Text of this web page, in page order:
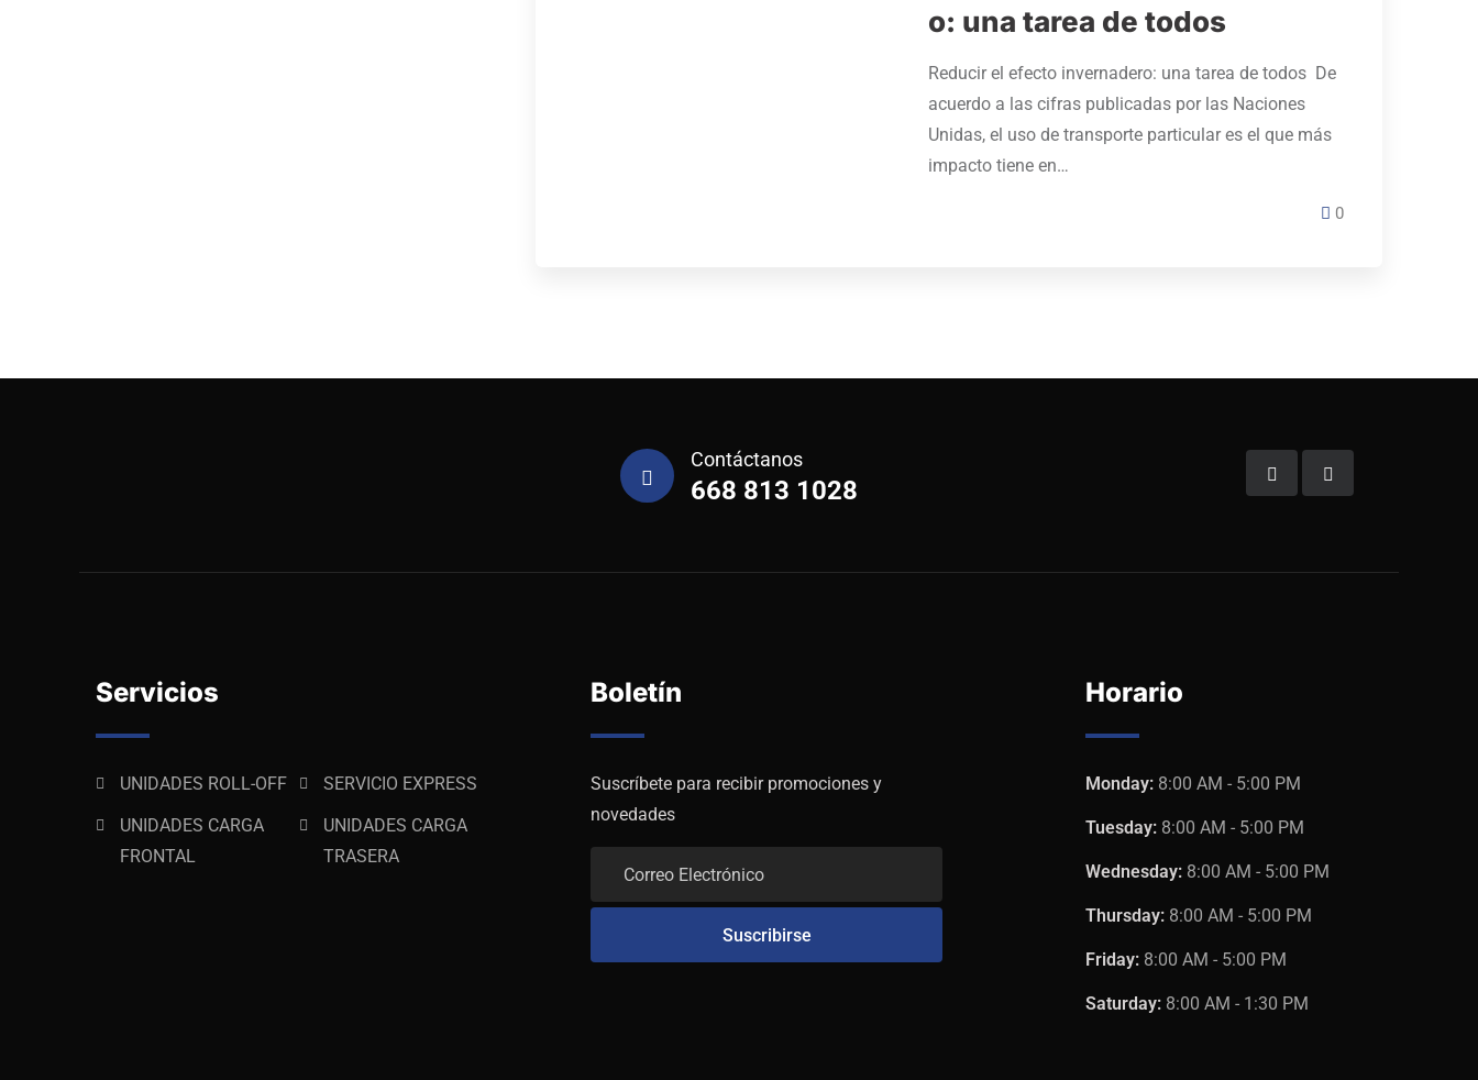
o: una tarea de todos
Reducir el efecto invernadero: una tarea de todos De
acuerdo a las cifras publicadas por las Naciones
Unidas, el uso de transporte particular es el que más
impacto tiene en…
0
Contáctanos
668 813 1028
Servicios
UNIDADES ROLL-OFF
SERVICIO EXPRESS
UNIDADES CARGA
FRONTAL
UNIDADES CARGA
TRASERA
Boletín
Suscríbete para recibir promociones y
novedades
Horario
Monday: 8:00 AM - 5:00 PM
Tuesday: 8:00 AM - 5:00 PM
Wednesday: 8:00 AM - 5:00 PM
Thursday: 8:00 AM - 5:00 PM
Friday: 8:00 AM - 5:00 PM
Saturday: 8:00 AM - 1:30 PM